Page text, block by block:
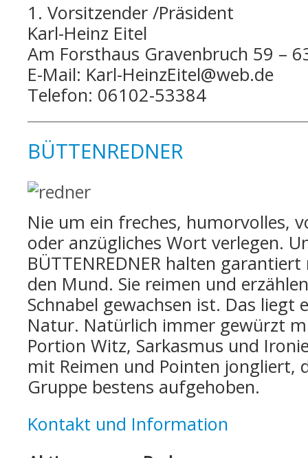
1. Vorsitzender /Präsident
Karl-Heinz Eitel
Am Forsthaus Gravenbruch 59 –
E-Mail: Karl-HeinzEitel@web.de
Telefon: 06102-53384
BÜTTENREDNER
Nie um ein freches, humorvolles,
oder anzügliches Wort verlegen.
BÜTTENREDNER halten
den Mund. Sie reimen und
Schnabel gewachsen ist. Das liegt
Natur. Natürlich immer gewürzt
Portion Witz, Sarkasmus und
mit Reimen und Pointen jongliert,
Gruppe bestens aufgehoben.
Kontakt und Information